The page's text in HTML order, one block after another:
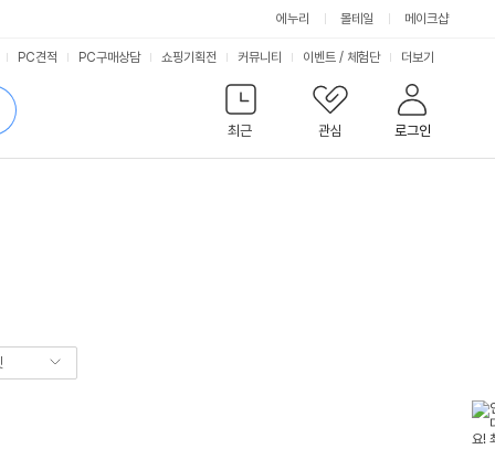
에누리 몰테일 메이크샵
최근
관심 로그인
PC견적 PC구매상담 쇼핑기획전 커뮤니티 이벤트 / 체험단 서
비
스
더보기